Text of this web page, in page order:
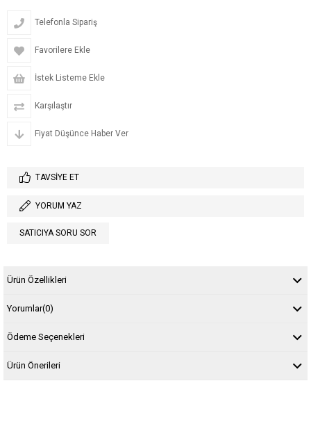
Telefonla Sipariş
Favorilere Ekle
İstek Listeme Ekle
Karşılaştır
Fiyat Düşünce Haber Ver
TAVSIYE ET
YORUM YAZ
SATICIYA SORU SOR
Ürün Özellikleri
Yorumlar(0)
Ödeme Seçenekleri
Ürün Önerileri